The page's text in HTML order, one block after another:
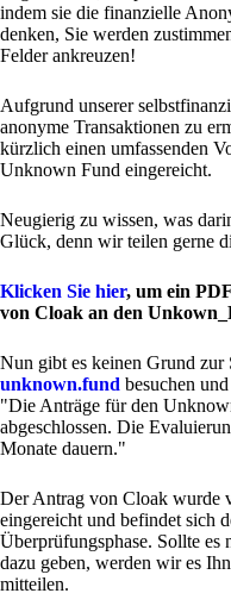
indem sie die finanzielle
denken, Sie werden
Felder ankreuzen!
Aufgrund unserer
anonyme Transaktionen zu
kürzlich einen umfassenden
Unknown Fund eingereicht.
Neugierig zu wissen, was
Glück, denn wir teilen gerne
Klicken Sie hier, um ein
von Cloak an den
Nun gibt es keinen Grund zur
unknown.fund besuchen
"Die Anträge für den
abgeschlossen. Die
Monate dauern."
Der Antrag von Cloak wurde
eingereicht und befindet sich
Überprüfungsphase. Sollte es
dazu geben, werden wir es
mitteilen.